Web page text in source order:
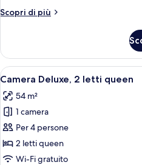
queen
Scopri di più
Altri
2
letti
queen
Apri
tutte
le
foto
per
Camera
Deluxe,
7
Camera Deluxe, 2 letti queen
54 m²
1 camera
Per 4 persone
2 letti queen
Wi-Fi gratuito